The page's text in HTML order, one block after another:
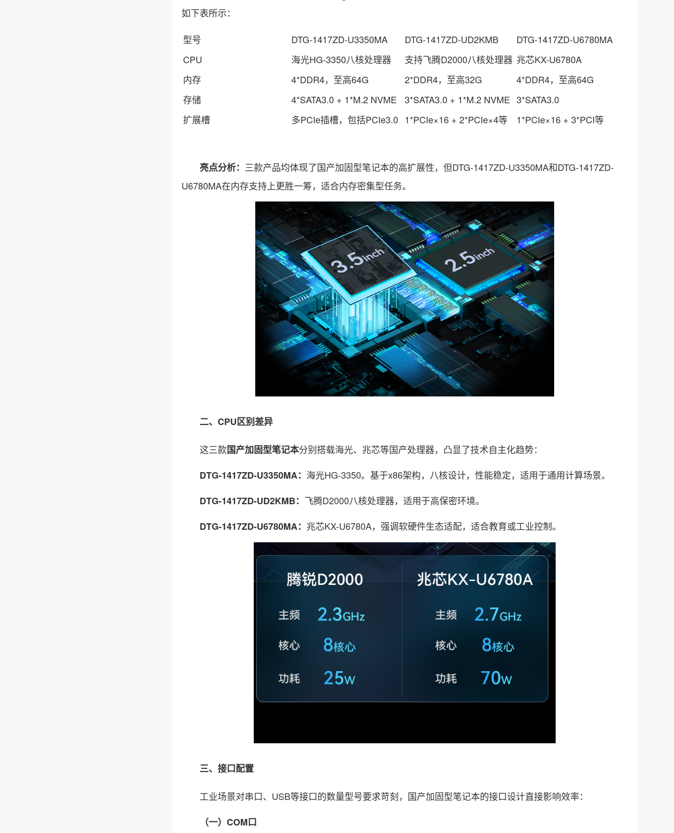
如下表所示：
型号 DTG-1417ZD-U3350MA DTG-1417ZD-UD2KMB
DTG-1417ZD-U6780MA
CPU
海光HG-3350八核处理器 支持飞腾D2000八核处理器 兆芯KX-U6780A
内存
4*DDR4，至高64G 2*DDR4，至高32G
4*DDR4，至高64G
存储
4*SATA3.0 + 1*M.2 NVME 3*SATA3.0 + 1*M.2 NVME 3*SATA3.0
扩展槽
多PCIe插槽，包括PCIe3.0 1*PCIe×16 + 2*PCIe×4等 1*PCIe×16 + 3*PCI等
亮点分析： 三款产品均体现了国产加固型笔记本的高扩展性，但DTG-1417ZD-U3350MA和DTG-1417ZD-
U6780MA在内存支持上更胜一筹，适合内存密集型任务。
二、CPU区别差异
这三款国产加固型笔记本分别搭载海光、兆芯等国产处理器，凸显了技术自主化趋势：
DTG-1417ZD-U3350MA： 海光HG-3350。基于x86架构，八核设计，性能稳定，适用于通用计算场景。
DTG-1417ZD-UD2KMB： 飞腾D2000八核处理器，适用于高保密环境。
DTG-1417ZD-U6780MA： 兆芯KX-U6780A，强调软硬件生态适配，适合教育或工业控制。
三、接口配置
工业场景对串口、USB等接口的数量型号要求苛刻，国产加固型笔记本的接口设计直接影响效率：
（一）COM口